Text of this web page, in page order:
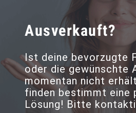
Ausverkauft?
Ist deine bevorzugte
oder die gewünschte
momentan nicht
finden bestimmt eine
Lösung! Bitte